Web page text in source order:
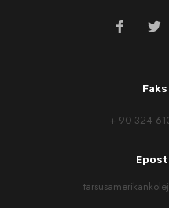
Faks
+ 90 324